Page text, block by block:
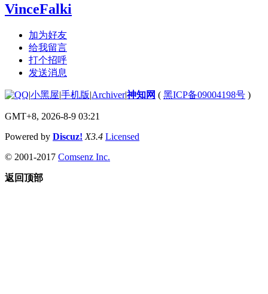
VinceFalki
加为好友
给我留言
打个招呼
发送消息
|小黑屋|手机版|Archiver|神知网 ( 黑ICP备09004198号 )
GMT+8, 2026-8-9 03:21
Powered by Discuz! X3.4 Licensed
© 2001-2017 Comsenz Inc.
返回顶部